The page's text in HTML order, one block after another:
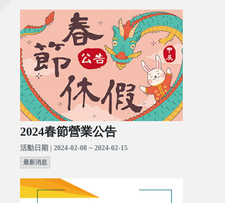
2024春節營業公告
活動日期 | 2024-02-08 ~ 2024-02-15
最新消息